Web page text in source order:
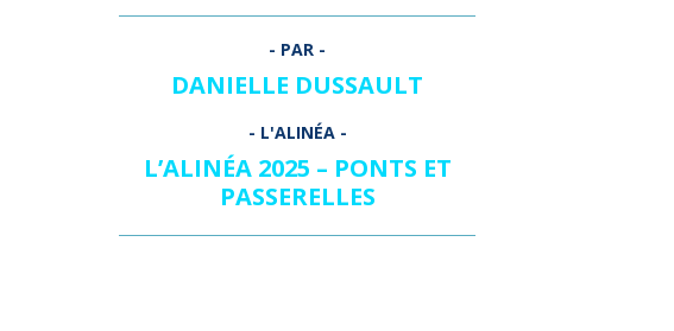
DANIELLE DUSSAULT
L’ALINÉA 2025 – PONTS ET
PASSERELLES